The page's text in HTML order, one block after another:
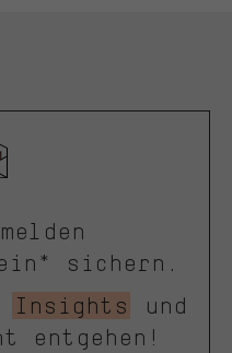
sichern.
Insights
und
entgehen!